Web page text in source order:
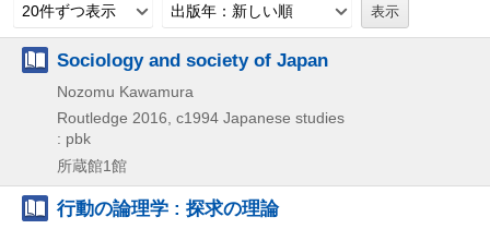
20件ずつ表示 出版年：新しい順
Sociology and society of Japan
Nozomu Kawamura
Routledge 2016, c1994 Japanese studies
: pbk
所蔵館1館
行動の論理学 : 探求の理論